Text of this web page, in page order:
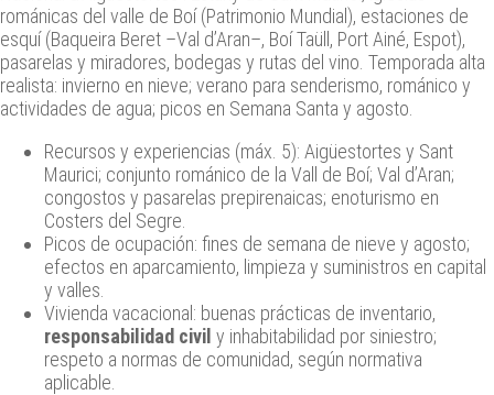
románicas del valle de Boí (Patrimonio Mundial), estaciones de
esquí (Baqueira Beret –Val d’Aran–, Boí Taüll, Port Ainé, Espot),
pasarelas y miradores, bodegas y rutas del vino. Temporada alta
realista: invierno en nieve; verano para senderismo, románico y
actividades de agua; picos en Semana Santa y agosto.
Recursos y experiencias (máx. 5): Aigüestortes y Sant
Maurici; conjunto románico de la Vall de Boí; Val d’Aran;
congostos y pasarelas prepirenaicas; enoturismo en
Costers del Segre.
Picos de ocupación: fines de semana de nieve y agosto;
efectos en aparcamiento, limpieza y suministros en capital
y valles.
Vivienda vacacional: buenas prácticas de inventario,
responsabilidad civil y inhabitabilidad por siniestro;
respeto a normas de comunidad, según normativa
aplicable.